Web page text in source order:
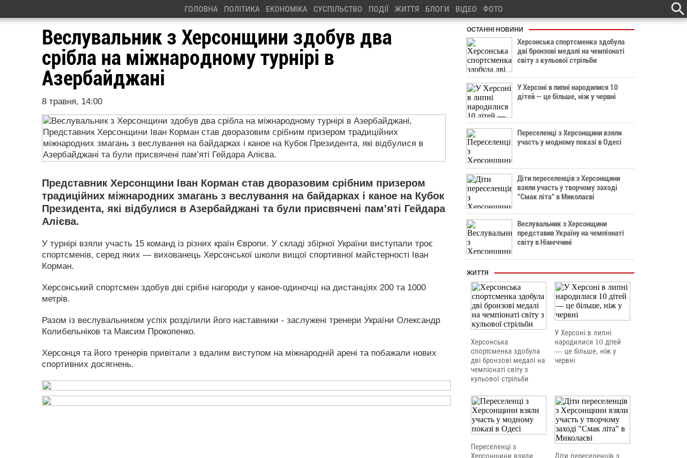
ГОЛОВНА ПОЛІТИКА ЕКОНОМІКА СУСПІЛЬСТВО ПОДІЇ ЖИТТЯ БЛОГИ ВІДЕО ФОТО
Веслувальник з Херсонщини здобув два
срібла на міжнародному турнірі в
Азербайджані
8 травня, 14:00
Представник Херсонщини Іван Корман став дворазовим срібним призером
традиційних міжнародних змагань з веслування на байдарках і каное на Кубок
Президента, які відбулися в Азербайджані та були присвячені пам’яті Гейдара
Алієва.
У турнірі взяли участь 15 команд із різних країн Європи. У складі збірної України виступали троє
спортсменів, серед яких — вихованець Херсонської школи вищої спортивної майстерності Іван
Корман.
Херсонський спортсмен здобув дві срібні нагороди у каное-одиночці на дистанціях 200 та 1000
метрів.
Разом із веслувальником успіх розділили його наставники - заслужені тренери України Олександр
Колибельніков та Максим Прокопенко.
Херсонця та його тренерів привітали з вдалим виступом на міжнародній арені та побажали нових
спортивних досягнень.
ОСТАННІ НОВИНИ
Херсонська спортсменка здобула
дві бронзові медалі на чемпіонаті
світу з кульової стрільби
У Херсоні в липні народилися 10
дітей — це більше, ніж у червні
Переселенці з Херсонщини взяли
участь у модному показі в Одесі
Діти переселенців з Херсонщини
взяли участь у творчому заході
"Смак літа" в Миколаєві
Веслувальник з Херсонщини
представив Україну на чемпіонаті
світу в Німеччині
ЖИТТЯ
Херсонська
спортсменка здобула
дві бронзові медалі на
чемпіонаті світу з
кульової стрільби
У Херсоні в липні
народилися 10 дітей
— це більше, ніж у
червні
Переселенці з
Херсонщини взяли
Діти переселенців з